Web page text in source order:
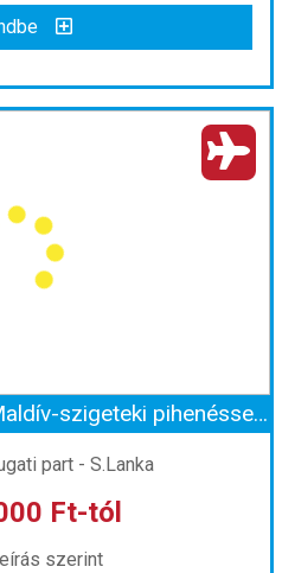
Srí Lankán
Colombo
Repülővel
leírás szerint
12-25 | 8 éj
Ft-tól
Körutazás Srí Lankán, Maldív-szigeteki pihenéssel szilveszterkor
part - S.Lanka
Ft-tól
szerint